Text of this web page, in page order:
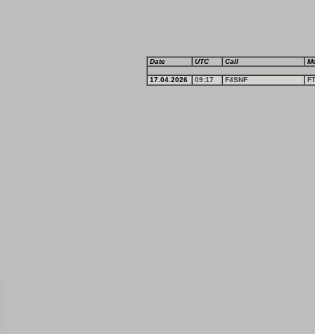
Date UTC Call
17.04.2026 09:17 F4SNF